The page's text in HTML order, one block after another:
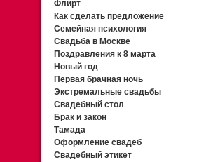
Флирт
Как сделать предложение
Семейная психология
Свадьба в Москве
Поздравления к 8 марта
Новый год
Первая брачная ночь
Экстремальные свадьбы
Свадебный стол
Брак и закон
Тамада
Оформление свадеб
Свадебный этикет